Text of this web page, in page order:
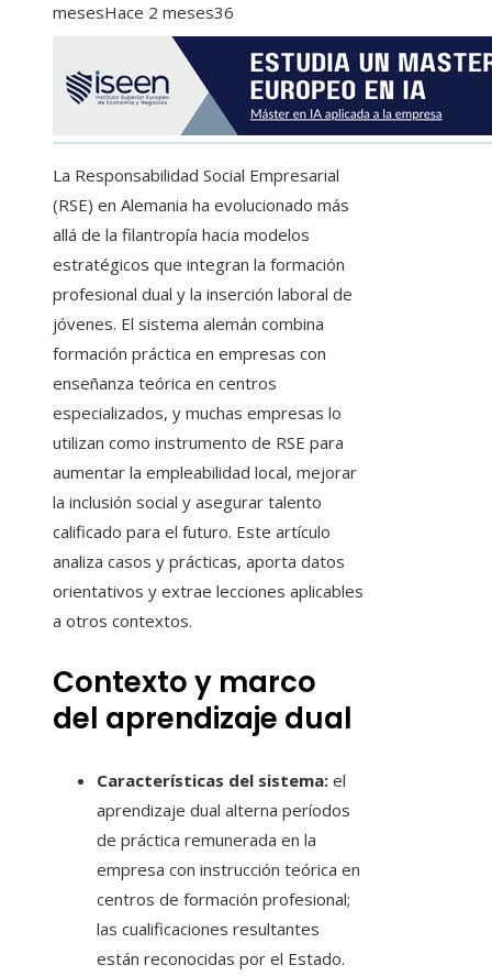
mesesHace 2 meses36
La Responsabilidad Social Empresarial
(RSE) en Alemania ha evolucionado más
allá de la filantropía hacia modelos
estratégicos que integran la formación
profesional dual y la inserción laboral de
jóvenes. El sistema alemán combina
formación práctica en empresas con
enseñanza teórica en centros
especializados, y muchas empresas lo
utilizan como instrumento de RSE para
aumentar la empleabilidad local, mejorar
la inclusión social y asegurar talento
calificado para el futuro. Este artículo
analiza casos y prácticas, aporta datos
orientativos y extrae lecciones aplicables
a otros contextos.
Contexto y marco
del aprendizaje dual
Características del sistema: el
aprendizaje dual alterna períodos
de práctica remunerada en la
empresa con instrucción teórica en
centros de formación profesional;
las cualificaciones resultantes
están reconocidas por el Estado.